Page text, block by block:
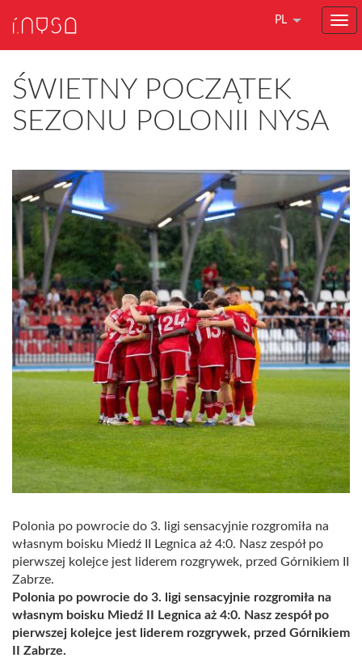
PL
ŚWIETNY POCZĄTEK
SEZONU POLONII NYSA
Polonia po powrocie do 3. ligi sensacyjnie rozgromiła na
własnym boisku Miedź II Legnica aż 4:0. Nasz zespół po
pierwszej kolejce jest liderem rozgrywek, przed Górnikiem II
Zabrze.
Polonia po powrocie do 3. ligi sensacyjnie rozgromiła na
własnym boisku Miedź II Legnica aż 4:0. Nasz zespół po
pierwszej kolejce jest liderem rozgrywek, przed Górnikiem
II Zabrze.